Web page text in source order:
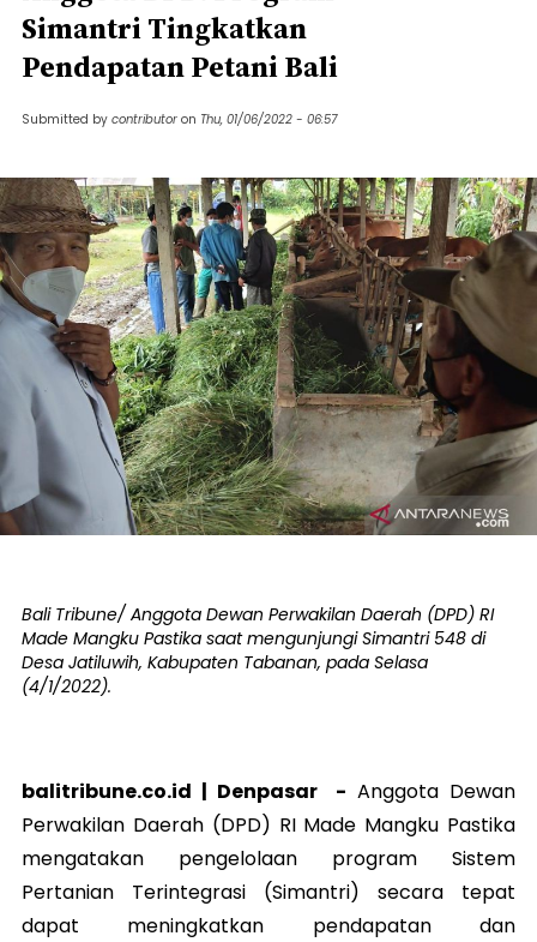
Simantri Tingkatkan
Pendapatan Petani Bali
Submitted by contributor on Thu, 01/06/2022 - 06:57
Bali Tribune/ Anggota Dewan Perwakilan Daerah (DPD) RI
Made Mangku Pastika saat mengunjungi Simantri 548 di
Desa Jatiluwih, Kabupaten Tabanan, pada Selasa
(4/1/2022).
balitribune.co.id | Denpasar - Anggota Dewan
Perwakilan Daerah (DPD) RI Made Mangku Pastika
mengatakan pengelolaan program Sistem
Pertanian Terintegrasi (Simantri) secara tepat
dapat meningkatkan pendapatan dan